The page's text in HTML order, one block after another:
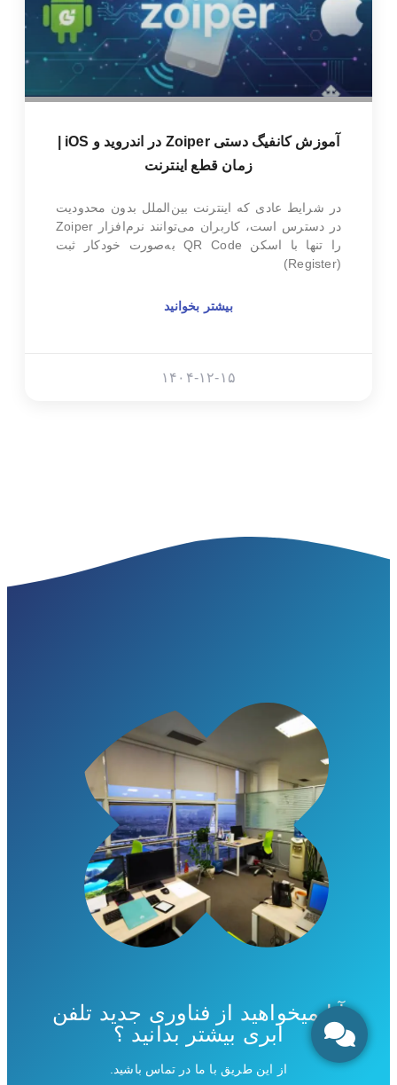
زمان قطع اینترنت
در شرایط عادی که اینترنت بین‌الملل بدون محدودیت
در دسترس است، کاربران می‌توانند نرم‌افزار Zoiper
را تنها با اسکن QR Code به‌صورت خودکار ثبت
(Register)
بیشتر بخوانید
۱۴۰۴-۱۲-۱۵
آیا میخواهید از فناوری جدید تلفن
ابری بیشتر بدانید ؟
از این طریق با ما در تماس باشید.